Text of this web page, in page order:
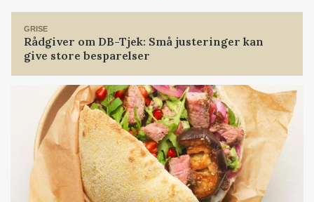
GRISE
Rådgiver om DB-Tjek: Små justeringer kan
give store besparelser